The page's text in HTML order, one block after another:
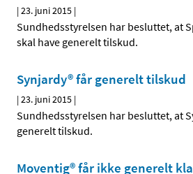
|23. juni 2015 |
Sundhedsstyrelsen har besluttet, at
skal have generelt tilskud.
Synjardy® får generelt tilskud
|23. juni 2015 |
Sundhedsstyrelsen har besluttet, at
generelt tilskud.
Moventig® får ikke generelt